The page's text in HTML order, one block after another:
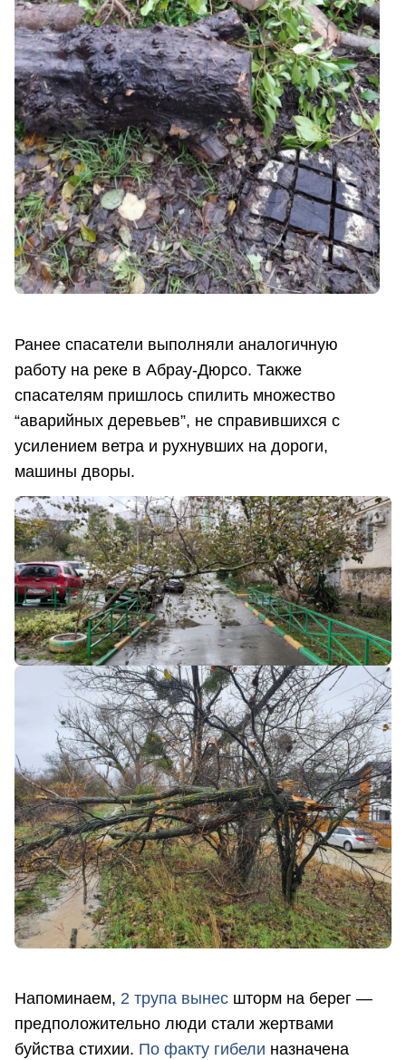
Ранее спасатели выполняли аналогичную
работу на реке в Абрау-Дюрсо. Также
спасателям пришлось спилить множество
“аварийных деревьев”, не справившихся с
усилением ветра и рухнувших на дороги,
машины дворы.
Напоминаем, 2 трупа вынес шторм на берег —
предположительно люди стали жертвами
буйства стихии. По факту гибели назначена